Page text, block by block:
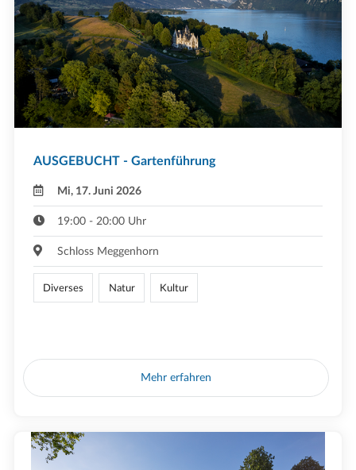
AUSGEBUCHT - Gartenführung
Mi, 17. Juni 2026
19:00 - 20:00 Uhr
Schloss Meggenhorn
Diverses Natur Kultur
Mehr erfahren